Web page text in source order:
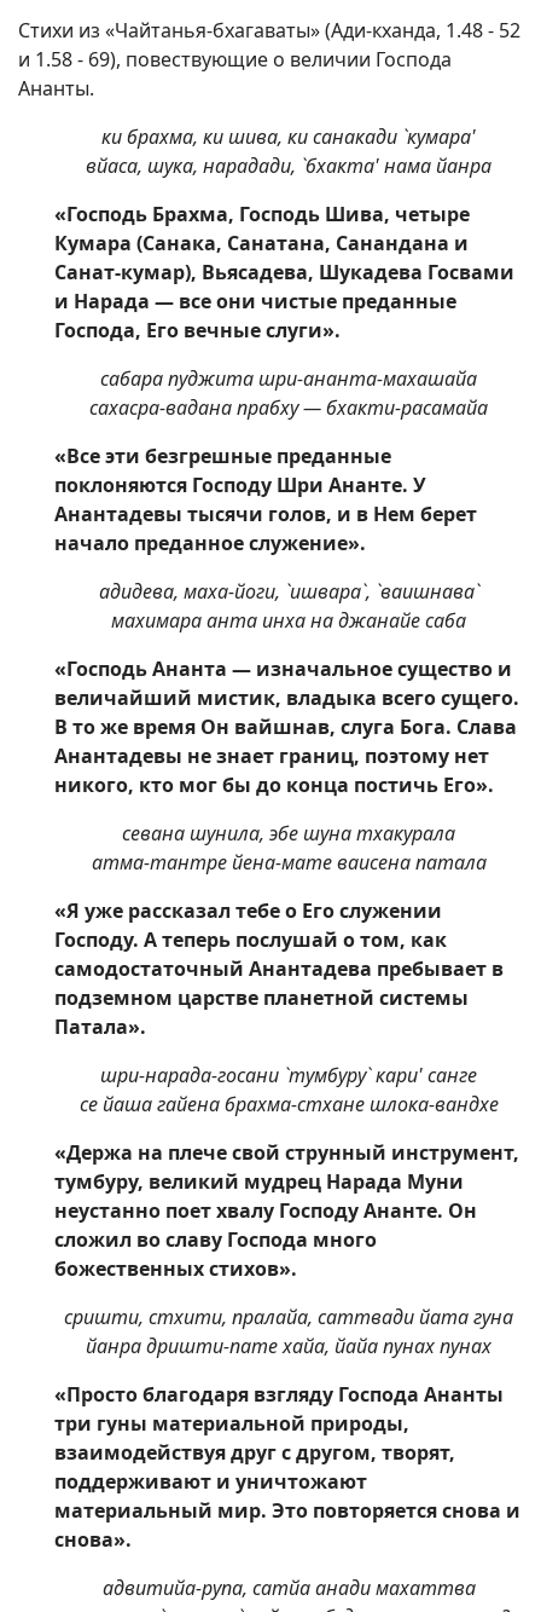
Стихи из «Чайтанья-бхагаваты» (Ади-кханда, 1.48 - 52
и 1.58 - 69), повествующие о величии Господа
Ананты.
ки брахма, ки шива, ки санакади `кумара'
вйаса, шука, нарадади, `бхакта' нама йанра
«Господь Брахма, Господь Шива, четыре
Кумара (Санака, Санатана, Санандана и
Санат-кумар), Вьясадева, Шукадева Госвами
и Нарада — все они чистые преданные
Господа, Его вечные слуги».
сабара пуджита шри-ананта-махашайа
сахасра-вадана прабху — бхакти-расамайа
«Все эти безгрешные преданные
поклоняются Господу Шри Ананте. У
Анантадевы тысячи голов, и в Нем берет
начало преданное служение».
адидева, маха-йоги, `ишвара`, `ваишнава`
махимара анта инха на джанайе саба
«Господь Ананта — изначальное существо и
величайший мистик, владыка всего сущего.
В то же время Он вайшнав, слуга Бога. Слава
Анантадевы не знает границ, поэтому нет
никого, кто мог бы до конца постичь Его».
севана шунила, эбе шуна тхакурала
атма-тантре йена-мате ваисена патала
«Я уже рассказал тебе о Его служении
Господу. А теперь послушай о том, как
самодостаточный Анантадева пребывает в
подземном царстве планетной системы
Патала».
шри-нарада-госани `тумбуру` кари' санге
се йаша гайена брахма-стхане шлока-вандхе
«Держа на плече свой струнный инструмент,
тумбуру, великий мудрец Нарада Муни
неустанно поет хвалу Господу Ананте. Он
сложил во славу Господа много
божественных стихов».
сришти, стхити, пралайа, саттвади йата гуна
йанра дришти-пате хайа, йайа пунах пунах
«Просто благодаря взгляду Господа Ананты
три гуны материальной природы,
взаимодействуя друг с другом, творят,
поддерживают и уничтожают
материальный мир. Это повторяется снова и
снова».
адвитийа-рупа, сатйа анади махаттва